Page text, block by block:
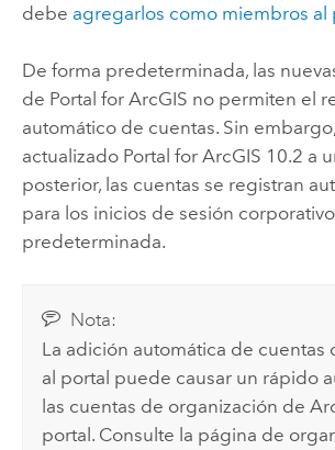
debe agregarlos como miembros al
De forma predeterminada, las
de Portal for ArcGIS no permiten el
automático de cuentas. Sin
actualizado Portal for ArcGIS 10.2 a
posterior, las cuentas se registran
para los inicios de sesión
predeterminada.
Nota:
La adición automática de cuentas
al portal puede causar un rápido
las cuentas de organización de
portal. Consulte la página de